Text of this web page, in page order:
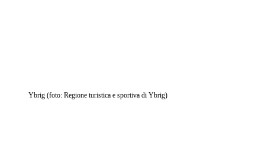
Ybrig (foto: Regione turistica e sportiva di Ybrig)